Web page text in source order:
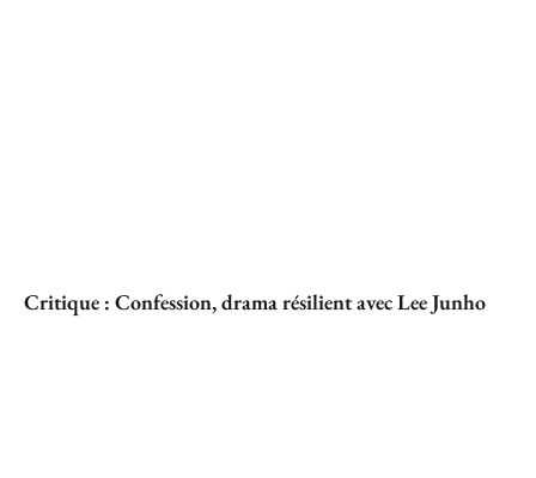
Critique : Confession, drama résilient avec Lee Junho